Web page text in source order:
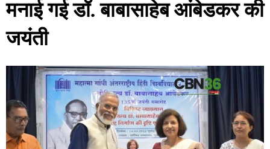
मनाई गई डॉ. बाबासाहेब आंबेडकर की
जयंती